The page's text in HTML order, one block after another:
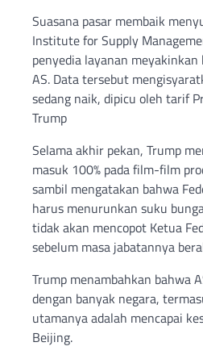
Suasana pasar membaik
Institute for Supply
penyedia layanan
AS. Data tersebut
sedang naik, dipicu oleh tarif
Trump
Selama akhir pekan, Trump
masuk 100% pada film-film
sambil mengatakan bahwa
harus menurunkan suku
tidak akan mencopot Ketua
sebelum masa jabatannya
Trump menambahkan bahwa
dengan banyak negara,
utamanya adalah mencapai
Beijing.